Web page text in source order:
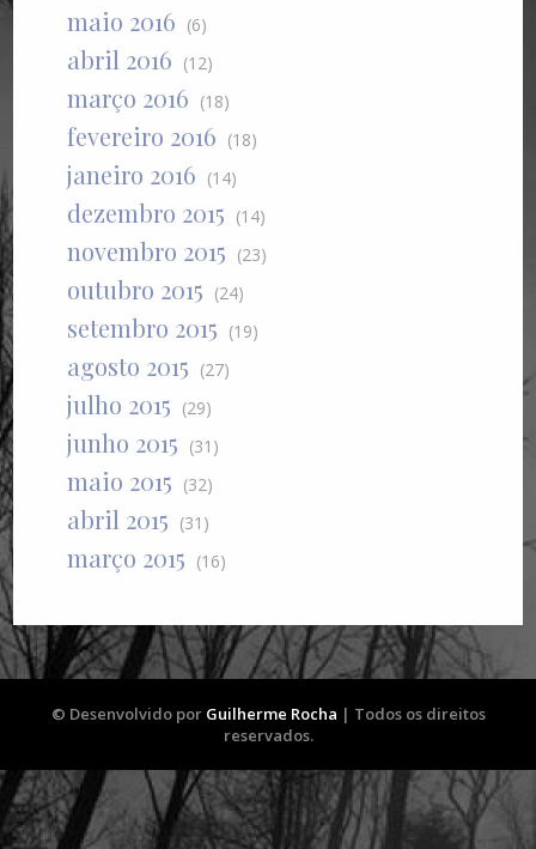
maio 2016 (6)
abril 2016 (12)
março 2016 (18)
fevereiro 2016 (18)
janeiro 2016 (14)
dezembro 2015 (14)
novembro 2015 (23)
outubro 2015 (24)
setembro 2015 (19)
agosto 2015 (27)
julho 2015 (29)
junho 2015 (31)
maio 2015 (32)
abril 2015 (31)
março 2015 (16)
© Desenvolvido por Guilherme Rocha | Todos os direitos
reservados.